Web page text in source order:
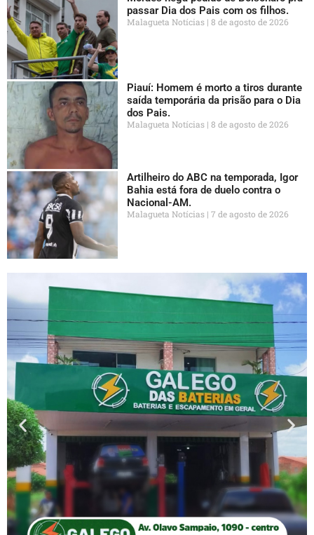
passar Dia dos Pais com os filhos.
Malagueta Notícias 8 de agosto de 2026
Piauí: Homem é morto a tiros durante
saída temporária da prisão para o Dia
dos Pais.
Malagueta Notícias 8 de agosto de 2026
Artilheiro do ABC na temporada, Igor
Bahia está fora de duelo contra o
Nacional-AM.
Malagueta Notícias 7 de agosto de 2026